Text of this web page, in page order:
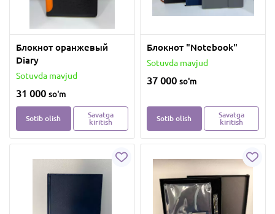
Блокнот оранжевый
Diary
Sotuvda mavjud
31 000 so'm
Sotib olish
Savatga
kiritish
Блокнот "Notebook"
Sotuvda mavjud
37 000 so'm
Sotib olish
Savatga
kiritish